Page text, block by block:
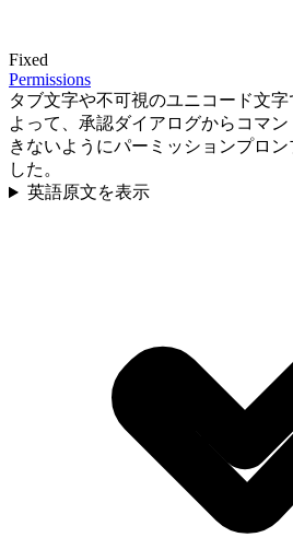
Fixed
Permissions
タブ文字や不可視のユニコード文
よって、承認ダイアログからコマ
きないようにパーミッションプロ
した。
英語原文を表示